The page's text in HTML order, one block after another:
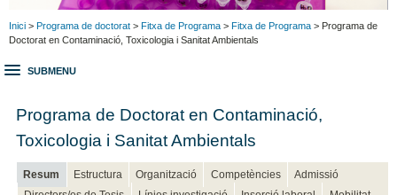
Inici > Programa de doctorat > Fitxa de Programa > Fitxa de Programa > Programa de
Doctorat en Contaminació, Toxicologia i Sanitat Ambientals
SUBMENU
Programa de Doctorat en Contaminació,
Toxicologia i Sanitat Ambientals
Resum Estructura Organització Competències
Admissió